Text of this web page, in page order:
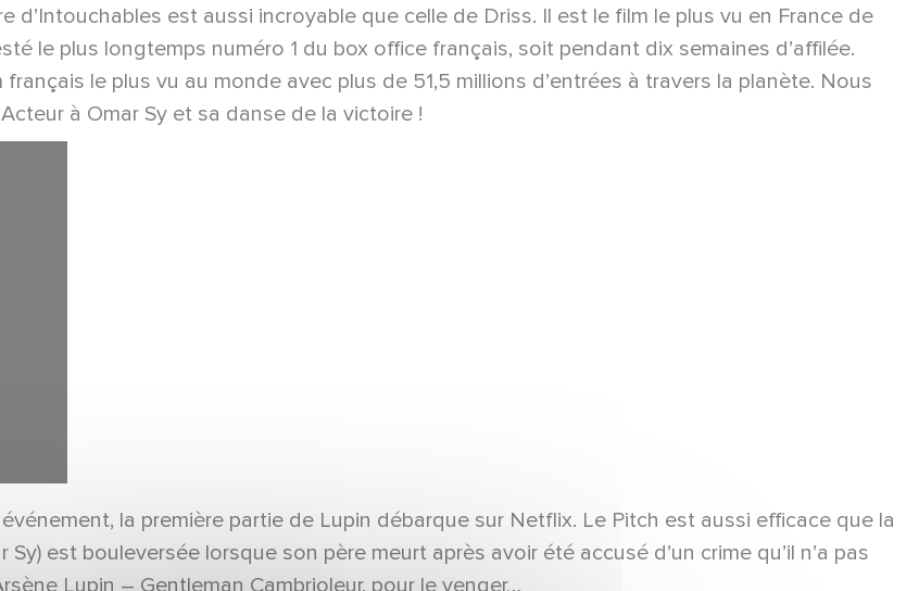
d’Intouchables est aussi incroyable que celle de Driss. Il est le film le plus vu en France de
le plus longtemps numéro 1 du box office français, soit pendant dix semaines d’affilée.
le plus vu au monde avec plus de 51,5 millions d’entrées à travers la planète. Nous
à Omar Sy et sa danse de la victoire !
la première partie de Lupin débarque sur Netflix. Le Pitch est aussi efficace que la
est bouleversée lorsque son père meurt après avoir été accusé d’un crime qu’il n’a pas
Lupin – Gentleman Cambrioleur, pour le venger…